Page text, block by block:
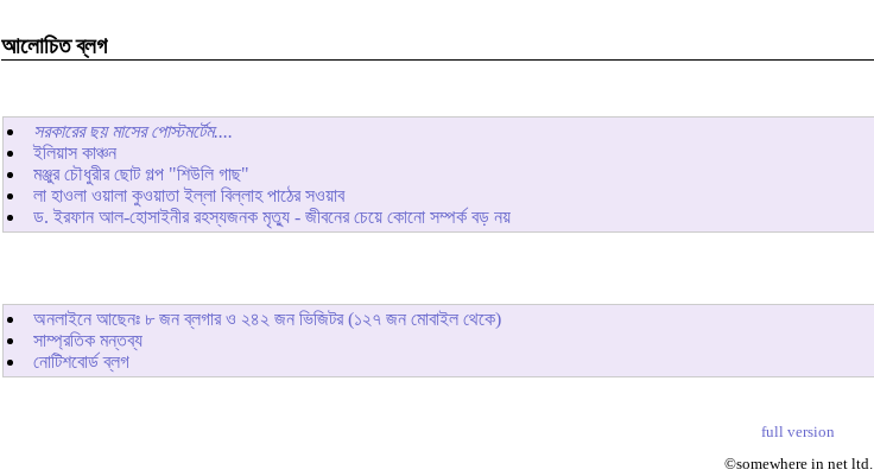
আলোচিত ব্লগ
সরকারের ছয় মাসের পোস্টমর্টেম....
ইলিয়াস কাঞ্চন
মঞ্জুর চৌধুরীর ছোট গল্প "শিউলি গাছ"
লা হাওলা ওয়ালা কুওয়াতা ইল্লা বিল্লাহ পাঠের সওয়াব
ড. ইরফান আল-হোসাইনীর রহস্যজনক মৃত্যু - জীবনের চেয়ে কোনো সম্পর্ক বড় নয়
অনলাইনে আছেনঃ ৮জন ব্লগার ও ২৪২ জন ভিজিটর (১২৭ জন মোবাইল থেকে)
সাম্প্রতিক মন্তব্য
নোটিশবোর্ড ব্লগ
full version
©somewhere in net ltd.